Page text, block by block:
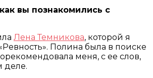
вы познакомились с
Лена Темникова, которой я
Полина была в поиске
меня, с ее слов,
деле.